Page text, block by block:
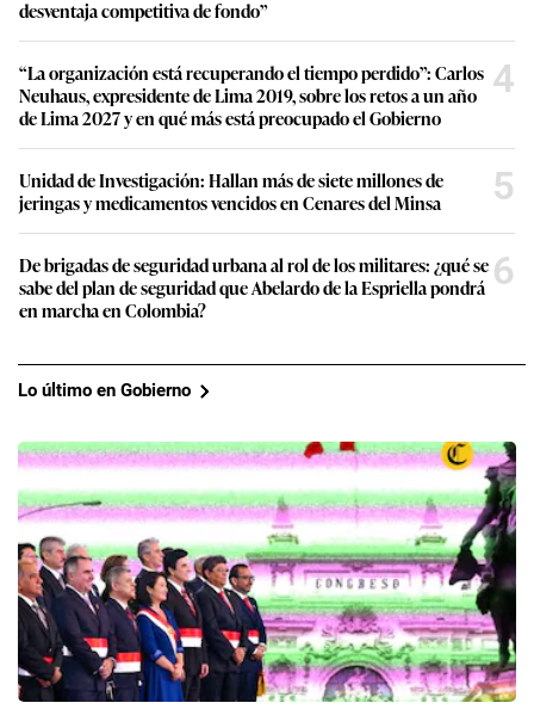
desventaja competitiva de fondo”
“La organización está recuperando el tiempo perdido”: Carlos
Neuhaus, expresidente de Lima 2019, sobre los retos a un año
de Lima 2027 y en qué más está preocupado el Gobierno
4
Unidad de Investigación: Hallan más de siete millones de
jeringas y medicamentos vencidos en Cenares del Minsa
5
De brigadas de seguridad urbana al rol de los militares: ¿qué se
sabe del plan de seguridad que Abelardo de la Espriella pondrá
en marcha en Colombia?
6
Lo último en Gobierno